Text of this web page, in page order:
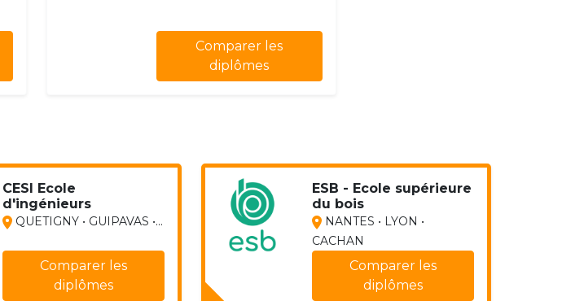
Comparer les
diplômes
CESI Ecole
d'ingénieurs
QUETIGNY • GUIPAVAS •...
Comparer les
diplômes
ESB - Ecole supérieure
du bois
NANTES • LYON •
CACHAN
Comparer les
diplômes